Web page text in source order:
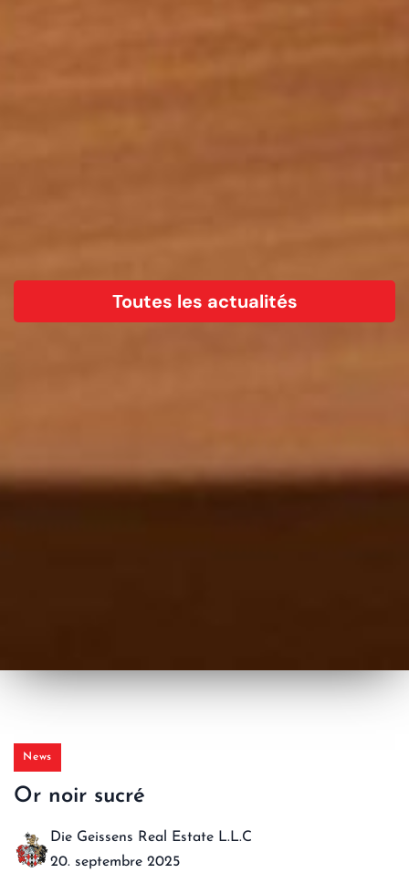
Toutes les actualités
News
Or noir sucré
Die Geissens Real Estate L.L.C
20. septembre 2025